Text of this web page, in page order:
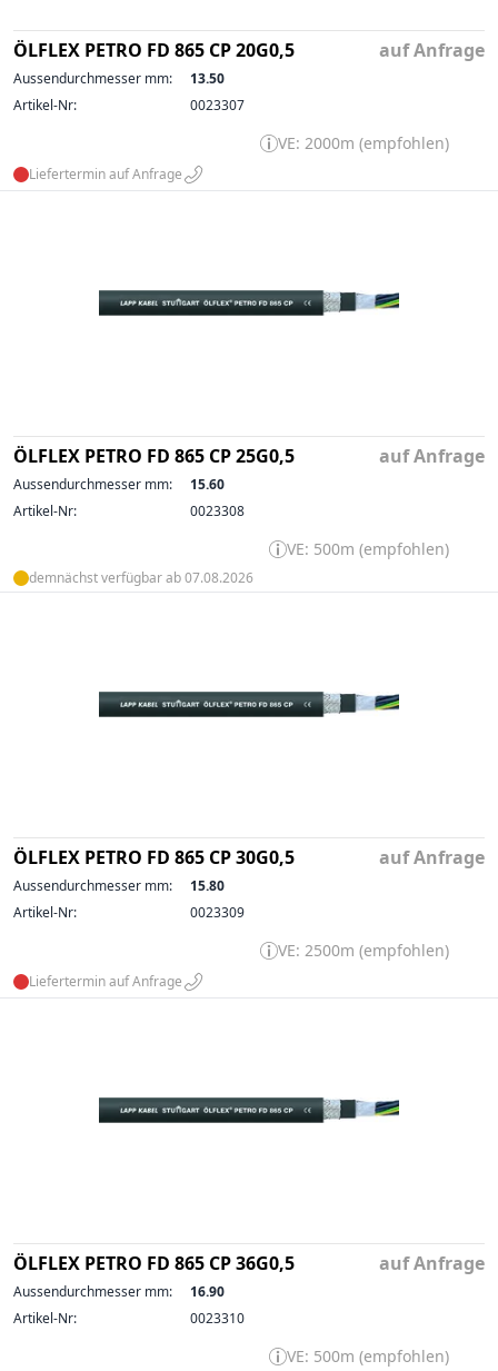
ÖLFLEX PETRO FD 865 CP 20G0,5 auf Anfrage
Aussendurchmesser mm:
13.50
Artikel-Nr:
0023307
VE: 2000m (empfohlen)
Liefertermin auf Anfrage
ÖLFLEX PETRO FD 865 CP 25G0,5 auf Anfrage
Aussendurchmesser mm:
15.60
Artikel-Nr:
0023308
VE: 500m (empfohlen)
demnächst verfügbar ab 07.08.2026
ÖLFLEX PETRO FD 865 CP 30G0,5 auf Anfrage
Aussendurchmesser mm:
15.80
Artikel-Nr:
0023309
VE: 2500m (empfohlen)
Liefertermin auf Anfrage
ÖLFLEX PETRO FD 865 CP 36G0,5 auf Anfrage
Aussendurchmesser mm:
16.90
Artikel-Nr:
0023310
VE: 500m (empfohlen)